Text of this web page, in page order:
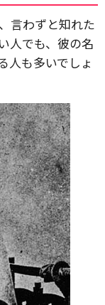
言わずと知れた
人でも、彼の名
人も多いでしょ